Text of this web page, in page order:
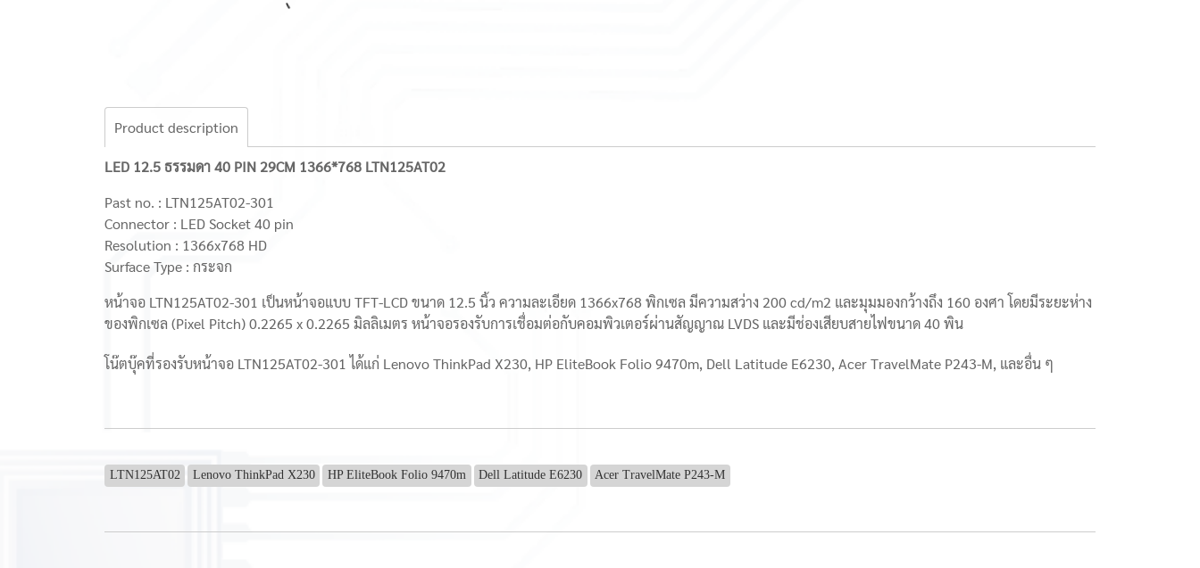
Product description
LED 12.5 ธรรมดา 40 PIN 29CM 1366*768 LTN125AT02
Past no. : LTN125AT02-301
Connector : LED Socket 40 pin
Resolution : 1366x768 HD
Surface Type : กระจก
หน้าจอ LTN125AT02-301 เป็นหน้าจอแบบ TFT-LCD ขนาด 12.5 นิ้ว ความละเอียด 1366x768 พิกเซล มีความสว่าง 200 cd/m2 และมุมมองกว้างถึง 160 องศา โดยมีระยะห่าง
ของพิกเซล (Pixel Pitch) 0.2265 x 0.2265 มิลลิเมตร หน้าจอรองรับการเชื่อมต่อกับคอมพิวเตอร์ผ่านสัญญาณ LVDS และมีช่องเสียบสายไฟขนาด 40 พิน
โน๊ตบุ๊คที่รองรับหน้าจอ LTN125AT02-301 ได้แก่ Lenovo ThinkPad X230, HP EliteBook Folio 9470m, Dell Latitude E6230, Acer TravelMate P243-M, และอื่น ๆ
LTN125AT02 Lenovo ThinkPad X230 HP EliteBook Folio 9470m Dell Latitude E6230 Acer TravelMate P243-M